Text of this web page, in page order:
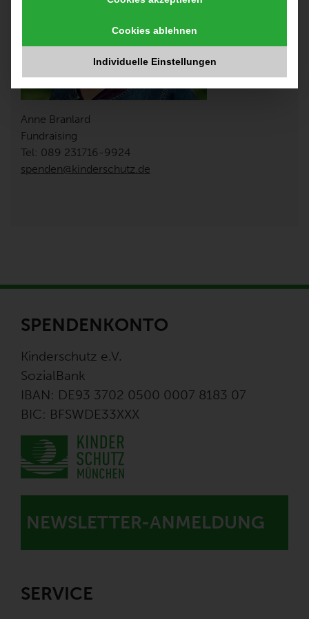
Anne Branlard
Fundraising
Tel: 089 231716-9924
spenden@kinderschutz.de
SPENDENKONTO
Kinderschutz e.V.
SozialBank
IBAN: DE93 3702 0500 0007 8183 07
BIC: BFSWDE33XXX
NEWSLETTER-ANMELDUNG
SERVICE
Cookies ablehnen
Individuelle Einstellungen